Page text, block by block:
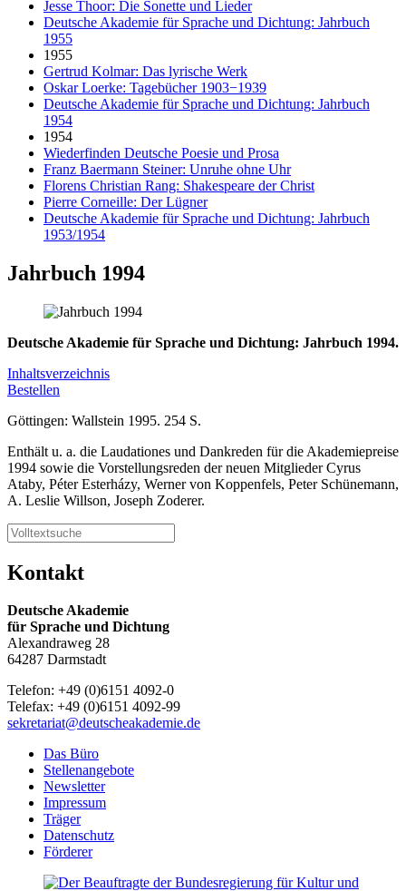
Jesse Thoor: Die Sonette und Lieder
Deutsche Akademie für Sprache und Dichtung: Jahrbuch
1955
1955
Gertrud Kolmar: Das lyrische Werk
Oskar Loerke: Tagebücher 1903−1939
Deutsche Akademie für Sprache und Dichtung: Jahrbuch
1954
1954
Wiederfinden Deutsche Poesie und Prosa
Franz Baermann Steiner: Unruhe ohne Uhr
Florens Christian Rang: Shakespeare der Christ
Pierre Corneille: Der Lügner
Deutsche Akademie für Sprache und Dichtung: Jahrbuch
1953/1954
Jahrbuch 1994
Deutsche Akademie für Sprache und Dichtung: Jahrbuch 1994.
Inhaltsverzeichnis
Bestellen
Göttingen: Wallstein 1995. 254 S.
Enthält u. a. die Laudationes und Dankreden für die Akademiepreise
1994 sowie die Vorstellungsreden der neuen Mitglieder Cyrus
Ataby, Péter Esterházy, Werner von Koppenfels, Peter Schünemann,
A. Leslie Willson, Joseph Zoderer.
Kontakt
Deutsche Akademie
für Sprache und Dichtung
Alexandraweg 28
64287 Darmstadt
Telefon: +49 (0)6151 4092-0
Telefax: +49 (0)6151 4092-99
sekretariat@deutscheakademie.de
Das Büro
Stellenangebote
Newsletter
Impressum
Träger
Datenschutz
Förderer